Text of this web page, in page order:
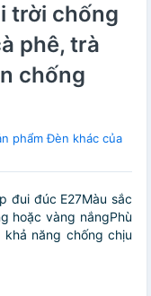
trời chống
phê, trà
chống
phẩm Đèn khác của
đui đúc E27Màu sắc
hoặc vàng nắngPhù
năng chống chịu